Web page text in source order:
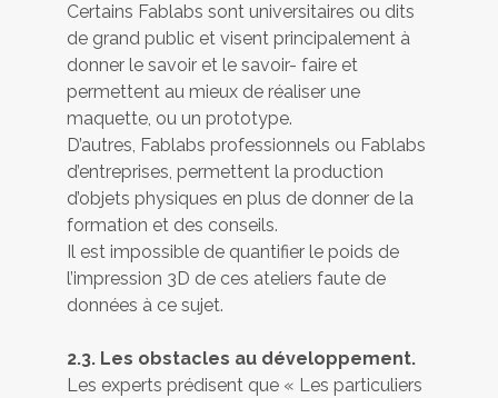
Certains Fablabs sont universitaires ou dits
de grand public et visent principalement à
donner le savoir et le savoir- faire et
permettent au mieux de réaliser une
maquette, ou un prototype.
D’autres, Fablabs professionnels ou Fablabs
d’entreprises, permettent la production
d’objets physiques en plus de donner de la
formation et des conseils.
Il est impossible de quantifier le poids de
l’impression 3D de ces ateliers faute de
données à ce sujet.
2.3. Les obstacles au développement.
Les experts prédisent que « Les particuliers